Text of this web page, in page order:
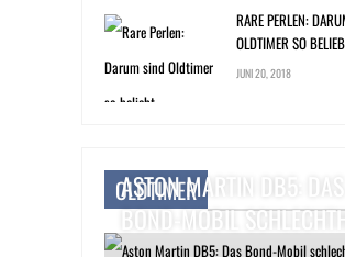
RARE PERLEN:
OLDTIMER SO
JUNI 20, 2018
OLDTIMER
ASTON MARTIN DB5: DAS
BOND-MOBIL